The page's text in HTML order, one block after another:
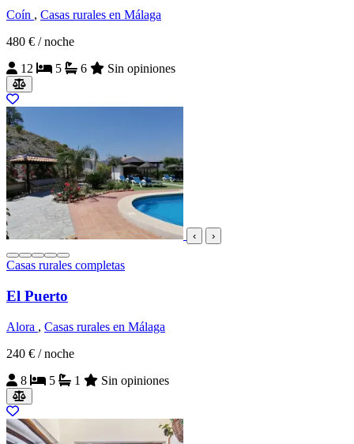
Coín , Casas rurales en Málaga
480 € / noche
12
5 6 Sin opiniones
‹ ›
Casas rurales completas
El Puerto
Alora , Casas rurales en Málaga
240 € / noche
8
5 1 Sin opiniones